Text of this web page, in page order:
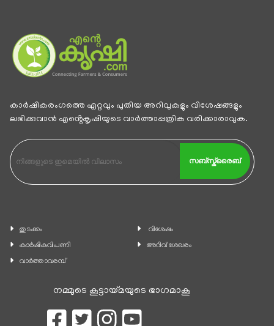
കാര്‍ഷികരംഗത്തെ ഏറ്റവും പുതിയ അറിവുകളും വിശേഷങ്ങളും
ലഭിക്കുവാന്‍ എൻ്റെകൃഷിയുടെ വാര്‍ത്താപ്പത്രിക വരിക്കാരാവുക.
സബ്സ്ക്രൈബ്
തുടക്കം
കാ‍ർഷികവിപണി
വാര്‍ത്താവരമ്പ്
വിശേഷം
അറിവ് ശേഖരം
നമ്മുടെ കൂട്ടായ്മയുടെ ഭാഗമാകൂ